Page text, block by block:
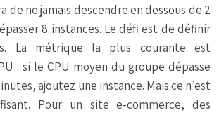
de ne jamais descendre en dessous de 2
8 instances. Le défi est de définir
La métrique la plus courante est
: si le CPU moyen du groupe dépasse
ajoutez une instance. Mais ce n’est
Pour un site e-commerce, des